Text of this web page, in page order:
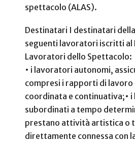
spettacolo (ALAS).
Destinatari I destinatari
seguenti lavoratori iscritti al
Lavoratori dello Spettacolo:
• i lavoratori autonomi,
compresi i rapporti di lavoro
coordinata e continuativa;•
subordinati a tempo
prestano attività artistica o
direttamente connessa con